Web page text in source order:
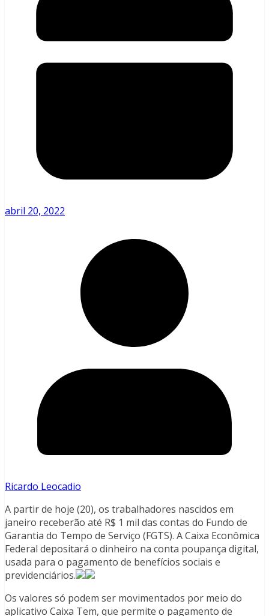
abril 20, 2022
Ricardo Leocadio
A partir de hoje (20), os trabalhadores nascidos em
janeiro receberão até R$ 1 mil das contas do Fundo de
Garantia do Tempo de Serviço (FGTS). A Caixa Econômica
Federal depositará o dinheiro na conta poupança digital,
usada para o pagamento de benefícios sociais e
previdenciários.
Os valores só podem ser movimentados por meio do
aplicativo Caixa Tem, que permite o pagamento de